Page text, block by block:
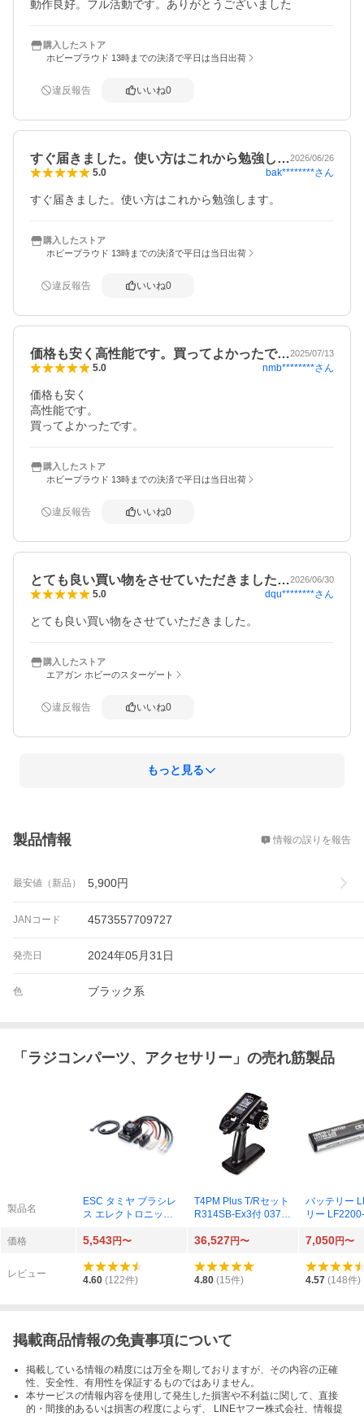
動作良好。フル活動です。ありがとうございました
購入したストア
ホビープラウド 13時までの決済で平日は当日出荷
違反報告 いいね0
すぐ届きました。使い方はこれから勉強し…2026/06/26
5.0 bak********さん
すぐ届きました。使い方はこれから勉強します。
購入したストア
ホビープラウド 13時までの決済で平日は当日出荷
違反報告 いいね0
価格も安く高性能です。買ってよかったで…2025/07/13
5.0 nmb********さん
価格も安く
高性能です。
買ってよかったです。
購入したストア
ホビープラウド 13時までの決済で平日は当日出荷
違反報告 いいね0
とても良い買い物をさせていただきました…2026/06/30
5.0 dqu********さん
とても良い買い物をさせていただきました。
購入したストア
エアガン ホビーのスターゲート
違反報告 いいね0
もっと見る
製品情報 情報の誤りを報告
最安値（新品） 5,900円
JANコード 4573557709727
発売日 2024年05月31日
色 ブラック系
「 ラジコンパーツ、アクセサリー 」の売れ筋製品
製品名
ESC タミヤ ブラシレ
ス エレクトロニック
ー 04SR センサー付 4
T4PM Plus T/Rセット
R314SB-Ex3付 0377
バッテリー
リー
2
価格 5,543円〜 36,527円〜 7,050円〜
レビュー
4.60 (122件) 4.80 (15件) 4.57 (148件)
掲載商品情報の免責事項について
掲載している情報の精度には万全を期しておりますが、その内容の正確
性、安全性、有用性を保証するものではありません。
本サービスの情報内容を使用して発生した損害や不利益に関して、直接
的・間接的あるいは損害の程度によらず、 LINEヤフー株式会社、情報提